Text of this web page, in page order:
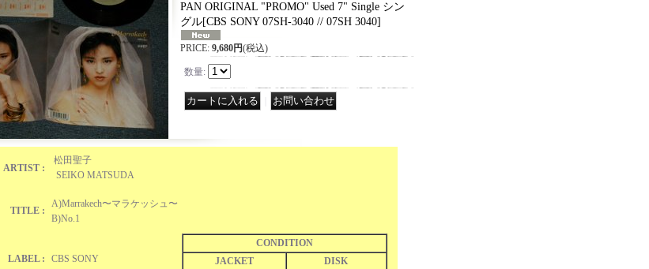
PAN ORIGINAL "PROMO" Used 7" Single シン
グル[CBS SONY 07SH-3040 // 07SH 3040]
PRICE: 9,680円(税込)
数量:
ARTIST :
松田聖子
SEIKO MATSUDA
TITLE :
A)Marrakech〜マラケッシュ〜
B)No.1
LABEL : CBS SONY
CONDITION
JACKET
DISK